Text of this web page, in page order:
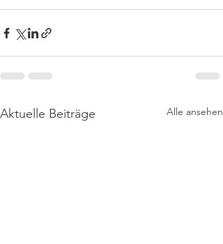
Aktuelle Beiträge Alle ansehen